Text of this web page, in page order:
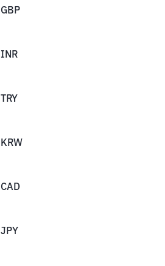
GBP
INR
TRY
KRW
CAD
JPY